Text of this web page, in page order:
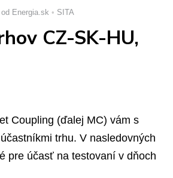
od Energia.sk SITA
CZ-SK-HU,
Coupling (ďalej MC) vám s
trhu. V nasledovných
pre účasť na testovaní v dňoch